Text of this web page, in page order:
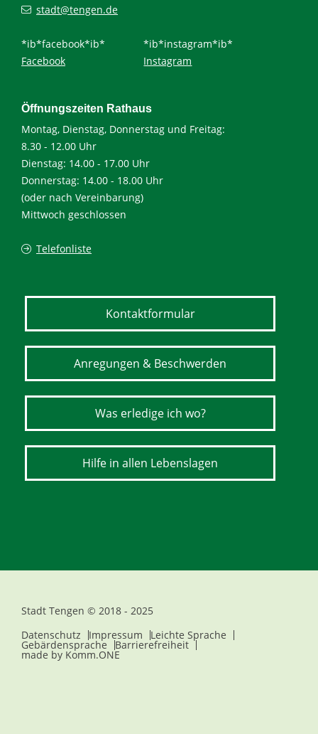
stadt@tengen.de
*ib*facebook*ib*
Facebook
*ib*instagram*ib*
Instagram
Öffnungszeiten Rathaus
Montag, Dienstag, Donnerstag und Freitag:
8.30 - 12.00 Uhr
Dienstag: 14.00 - 17.00 Uhr
Donnerstag: 14.00 - 18.00 Uhr
(oder nach Vereinbarung)
Mittwoch geschlossen
Telefonliste
Kontaktformular
Anregungen & Beschwerden
Was erledige ich wo?
Hilfe in allen Lebenslagen
Stadt Tengen © 2018 - 2025
Datenschutz
Impressum Leichte Sprache
Gebärdensprache Barrierefreiheit
made by Komm.ONE